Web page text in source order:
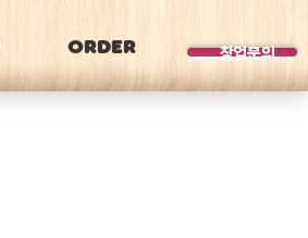
ORDER 창업문의
BRAND